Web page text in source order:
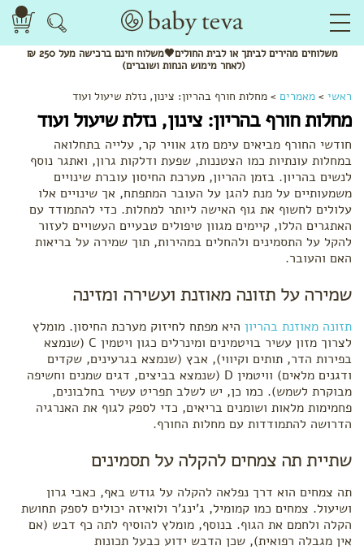
משלוחיםמהיריםלביתך או לבית החולים🖤משלוחחינם
ברכישה מעל 250 ₪
(לאחר מימוש הנחות ושוברים)
ראשי > מאמרים > מחלות חורף בהריון: צינון, נזלת שיעול ועוד
מחלות חורף בהריון: צינון, נזלת שיעול ועוד
חודשי החורף מביאים עימם מזג אוויר קר, עלייה בתחלואה
במחלות עונתיות כמו הצטננות, שפעת ודלקות גרון, ואתגר נוסף
לנשים בהריון. בזמן ההריון, מערכת החיסון עוברת שינויים
משמעותיים על מנת להגן על העובר המתפתח, אך שינויים אלו
עלולים לחשוף את גוף האישה ליותר למחלות. כדי להתמודד עם
האתגרים הללו, קיימים מגוון טיפולים טבעיים העשויים לעזור
להקל על התסמינים ולהחלים במהירות, תוך שמירה על בריאות
האם והעובר.
שמירה על תזונה מאוזנת ועשירה ומזינה
תזונה מאוזנת בהריון היא מפתח לחיזוק מערכת החיסון. מומלץ
לצרוך מזון עשיר בויטמינים ומינרלים כגון ויטמין C (שנמצא
בפירות הדר, תותים וקיווי), אבץ (שנמצא בגרעינים, שקדים
ודגנים מלאים) וויטמין D (שנמצא בביצים, דגים שמנים וחשיפה
מבוקרת לשמש). כמו כן, יש לשלב תפריט עשיר בחלבונים,
פחמימות מלאות ושומנים בריאים, כדי לספק לגוף את האנרגיה
הדרושה להתמודדות עם מחלות החורף.
שתיית תה צמחים להקלה על תסמינים
תה צמחים הוא דרך נפלאה להקלה על גודש באף, כאבי גרון
ושיעול. צמחים כמו קמומיל, ג'ינג'ר ולואיזה יכולים לספק תחושת
הקלה ולחמם את הגוף. בנוסף, מומלץ להוסיף לתה כף דבש (אם
אין מגבלה רפואית), שכן הדבש ידוע כבעל תכונות